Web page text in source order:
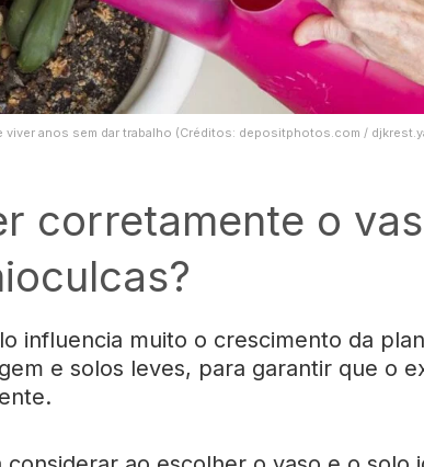
viver anos sem dar trabalho (Créditos: depositphotos.com /
corretamente o
influencia muito o crescimento da
e solos leves, para garantir que o